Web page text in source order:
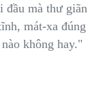
đầu mà thư giãn
mát-xa đúng
không hay."